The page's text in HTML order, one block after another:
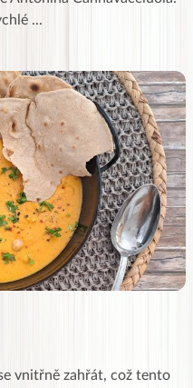
...
vnitřně zahřát, což tento